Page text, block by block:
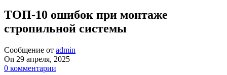
ТОП-10 ошибок при монтаже
стропильной системы
Сообщение от admin
On 29 апреля, 2025
0 комментарии